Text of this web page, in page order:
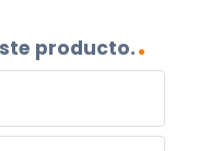
producto.